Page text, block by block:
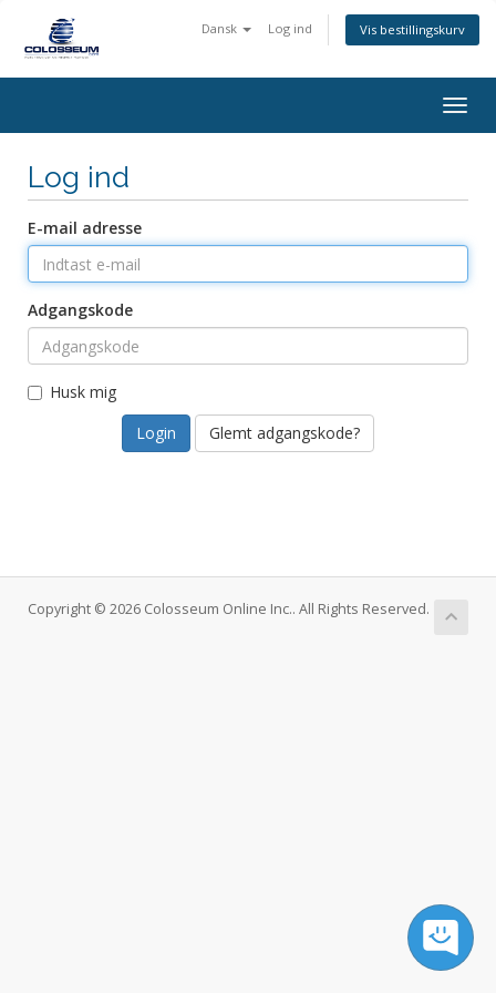
Dansk Log ind Vis bestillingskurv
Log ind
E-mail adresse
Adgangskode
Husk mig
Glemt adgangskode?
Copyright © 2026 Colosseum Online Inc.. All Rights Reserved.